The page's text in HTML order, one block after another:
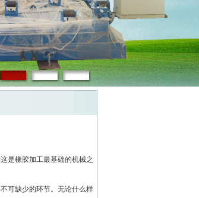
是橡胶加工最基础的机械之
可缺少的环节。无论什么样